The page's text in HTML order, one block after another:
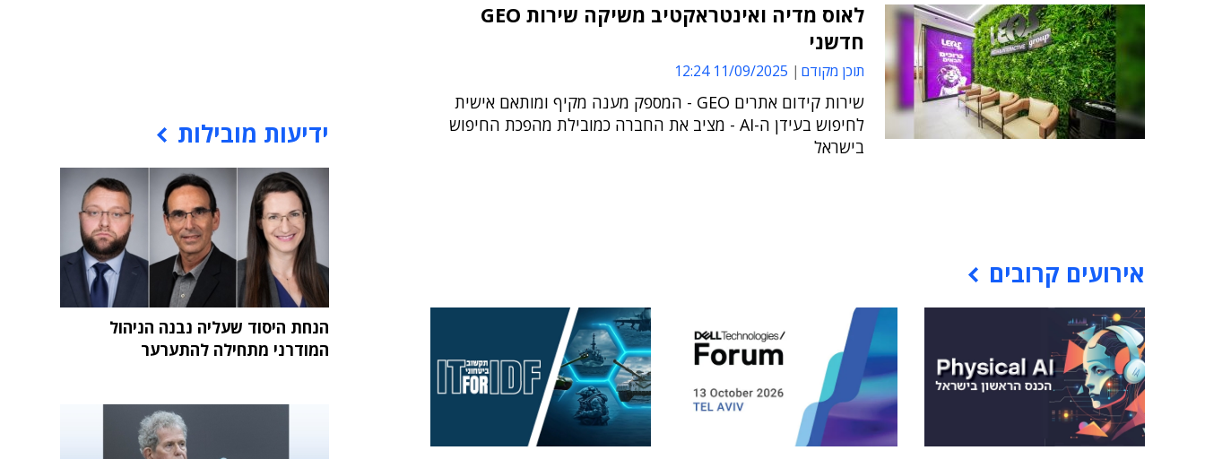
לאוס מדיה ואינטראקטיב משיקה שירות GEO
חדשני
תוכן מקודם 11/09/2025 12:24
שירות קידום אתרים GEO - המספק מענה מקיף ומותאם אישית
לחיפוש בעידן ה-AI - מציב את החברה כמובילת מהפכת החיפוש
בישראל
אירועים קרובים
ידיעות מובילות
הנחת היסוד שעליה נבנה הניהול
המודרני מתחילה להתערער